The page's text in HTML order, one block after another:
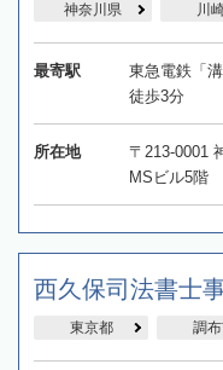
神奈川県 川
最寄駅
東急電鉄「
徒歩3分
所在地
〒213-0001
MSビル5階
西久保司法書士
東京都 調